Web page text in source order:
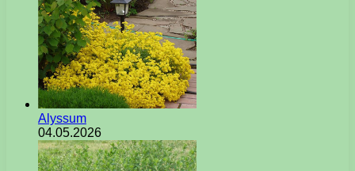
Alyssum
04.05.2026